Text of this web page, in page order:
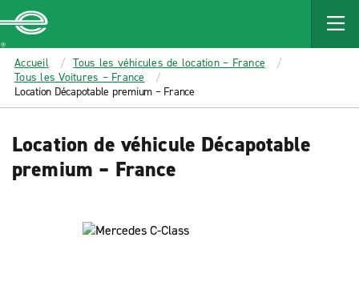
MAIN
CONTENT
Enterprise
Accueil
Tous les véhicules de location – France
Tous les Voitures – France
Location Décapotable premium – France
Location de véhicule Décapotable
premium – France